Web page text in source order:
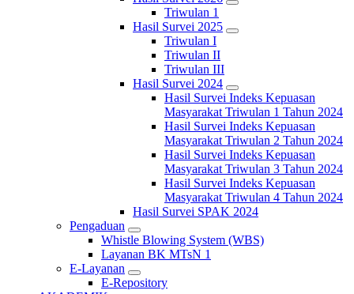
Triwulan 1
Hasil Survei 2025
Triwulan I
Triwulan II
Triwulan III
Hasil Survei 2024
Hasil Survei Indeks Kepuasan
Masyarakat Triwulan 1 Tahun 2024
Hasil Survei Indeks Kepuasan
Masyarakat Triwulan 2 Tahun 2024
Hasil Survei Indeks Kepuasan
Masyarakat Triwulan 3 Tahun 2024
Hasil Survei Indeks Kepuasan
Masyarakat Triwulan 4 Tahun 2024
Hasil Survei SPAK 2024
Pengaduan
Whistle Blowing System (WBS)
Layanan BK MTsN 1
E-Layanan
E-Repository